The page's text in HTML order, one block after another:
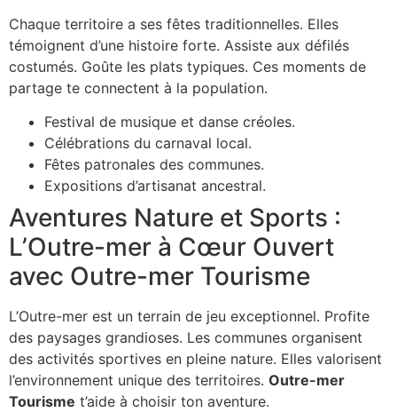
Chaque territoire a ses fêtes traditionnelles. Elles
témoignent d’une histoire forte. Assiste aux défilés
costumés. Goûte les plats typiques. Ces moments de
partage te connectent à la population.
Festival de musique et danse créoles.
Célébrations du carnaval local.
Fêtes patronales des communes.
Expositions d’artisanat ancestral.
Aventures Nature et Sports :
L’Outre-mer à Cœur Ouvert
avec Outre-mer Tourisme
L’Outre-mer est un terrain de jeu exceptionnel. Profite
des paysages grandioses. Les communes organisent
des activités sportives en pleine nature. Elles valorisent
l’environnement unique des territoires. Outre-mer
Tourisme t’aide à choisir ton aventure.